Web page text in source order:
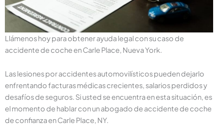
Llámenos hoy para obtener ayuda legal con su caso de
accidente de coche en Carle Place, Nueva York.
Las lesiones por accidentes automovilísticos pueden dejarlo
enfrentando facturas médicas crecientes, salarios perdidos y
desafíos de seguros. Si usted se encuentra en esta situación, es
el momento de hablar con un abogado de accidente de coche
de confianza en Carle Place, NY.